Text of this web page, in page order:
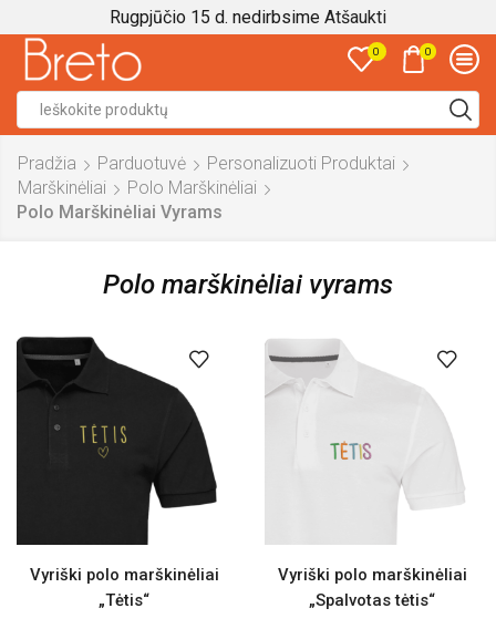
Rugpjūčio 15 d. nedirbsime Atšaukti
0 0
Pradžia Parduotuvė
Personalizuoti Produktai
Marškinėliai
Polo Marškinėliai
Polo Marškinėliai Vyrams
Polo marškinėliai vyrams
Vyriški polo marškinėliai
„Tėtis“
Vyriški polo marškinėliai
„Spalvotas tėtis“